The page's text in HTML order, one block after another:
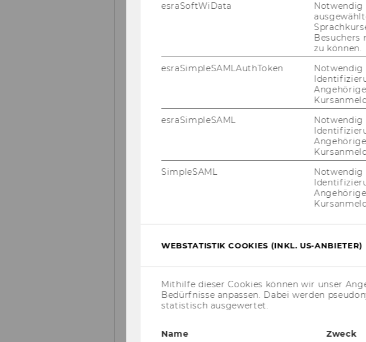
(available during
IMPORTANT:
does not apply
Management/
the first two
available for this
is January 8th
LANGUAGES:
Language
are different from
Graduation
during your
EXCHANGE
filling in your
preferences of the
esraSoftWiData
Notwendig
Besuchers
zu können.
esraSimpleSAMLAuthToken
Notwendig
esraSimpleSAML
Notwendig
SimpleSAML
Notwendig
WEBSTATISTIK COOKIES (INKL. US-ANBIETER)
Mithilfe dieser Cookies können wir unser
Bedürfnisse anpassen. Dabei werden
statistisch ausgewertet.
Name Zweck